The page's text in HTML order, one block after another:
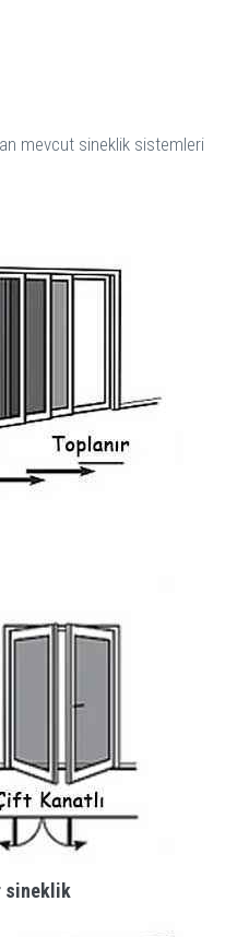
mevcut sineklik sistemleri
sineklik